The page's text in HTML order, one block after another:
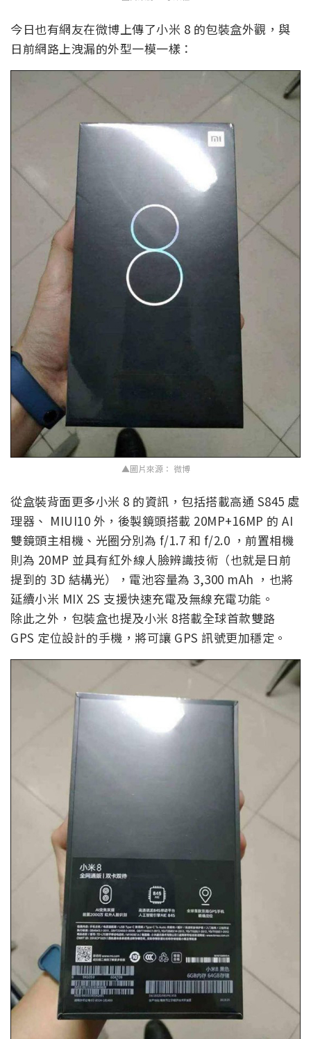
今日也有網友在微博上傳了小米 8 的包裝盒外觀，與
日前網路上洩漏的外型一模一樣：
▲圖片來源： 微博
從盒裝背面更多小米 8 的資訊，包括搭載高通 S845 處
理器、 MIUI10 外，後製鏡頭搭載 20MP+16MP 的 AI
雙鏡頭主相機、光圈分別為 f/1.7 和 f/2.0 ，前置相機
則為 20MP 並具有紅外線人臉辨識技術（也就是日前
提到的 3D 結構光），電池容量為 3,300 mAh ，也將
延續小米 MIX 2S 支援快速充電及無線充電功能。
除此之外，包裝盒也提及小米 8搭載全球首款雙路
GPS 定位設計的手機，將可讓 GPS 訊號更加穩定。